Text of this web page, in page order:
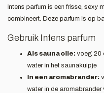
Intens parfum is een frisse, sexy
combineert. Deze parfum is op
Gebruik Intens parfum
Als sauna olie: voeg 20
water in het saunakuipje
In een aromabrander:
water in de aromabrander